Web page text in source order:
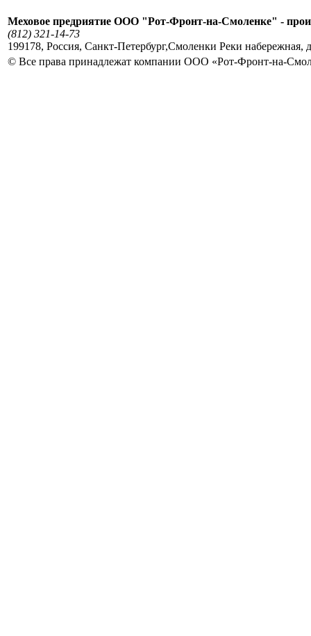
Меховое предриятие ООО "Рот-Фронт-на-Смоленке" -
(812) 321-14-73
199178, Россия, Санкт-Петербург,Смоленки Реки набережная,
© Все права принадлежат компании ООО «Рот-Фронт-на-